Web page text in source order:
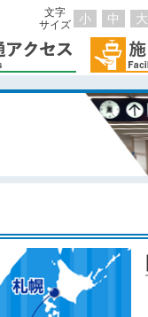
文字
サイズ
小 中 大